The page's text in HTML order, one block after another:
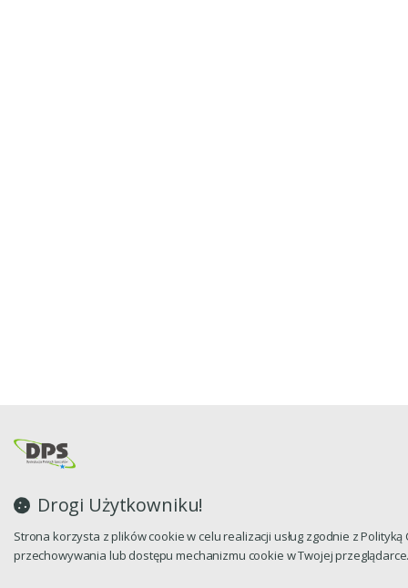
Drogi Użytkowniku!
Strona korzysta z plików cookie w celu realizacji usług zgodnie z
przechowywania lub dostępu mechanizmu cookie w Twojej